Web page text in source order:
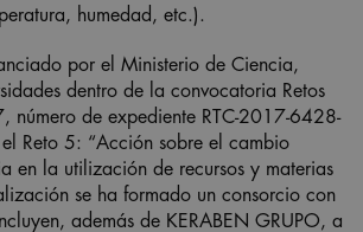
humedad, etc.).
por el Ministerio de Ciencia,
dentro de la convocatoria Retos
número de expediente RTC-2017-6428-
Reto 5: “Acción sobre el cambio
en la utilización de recursos y materias
se ha formado un consorcio con
además de KERABEN GRUPO, a